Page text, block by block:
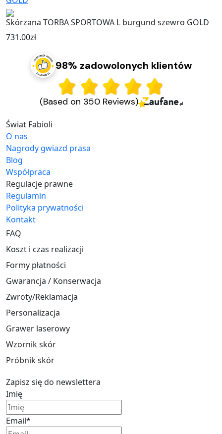
Skórzana TORBA SPORTOWA L burgund szewro GOLD
731.00zł
98% zadowolonych klientów
(Based on 350 Reviews)
Świat Fabioli
O nas
Nagrody gwiazd prasa
Blog
Współpraca
Regulacje prawne
Regulamin
Polityka prywatności
Kontakt
FAQ
Koszt i czas realizacji
Formy płatności
Gwarancja / Konserwacja
Zwroty/Reklamacja
Personalizacja
Grawer laserowy
Wzornik skór
Próbnik skór
Zapisz się do newslettera
Imię
Email*